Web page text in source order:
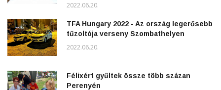
2022.06.20.
TFA Hungary 2022 - Az ország legerősebb
tűzoltója verseny Szombathelyen
2022.06.20.
Félixért gyűltek össze több százan
Perenyén